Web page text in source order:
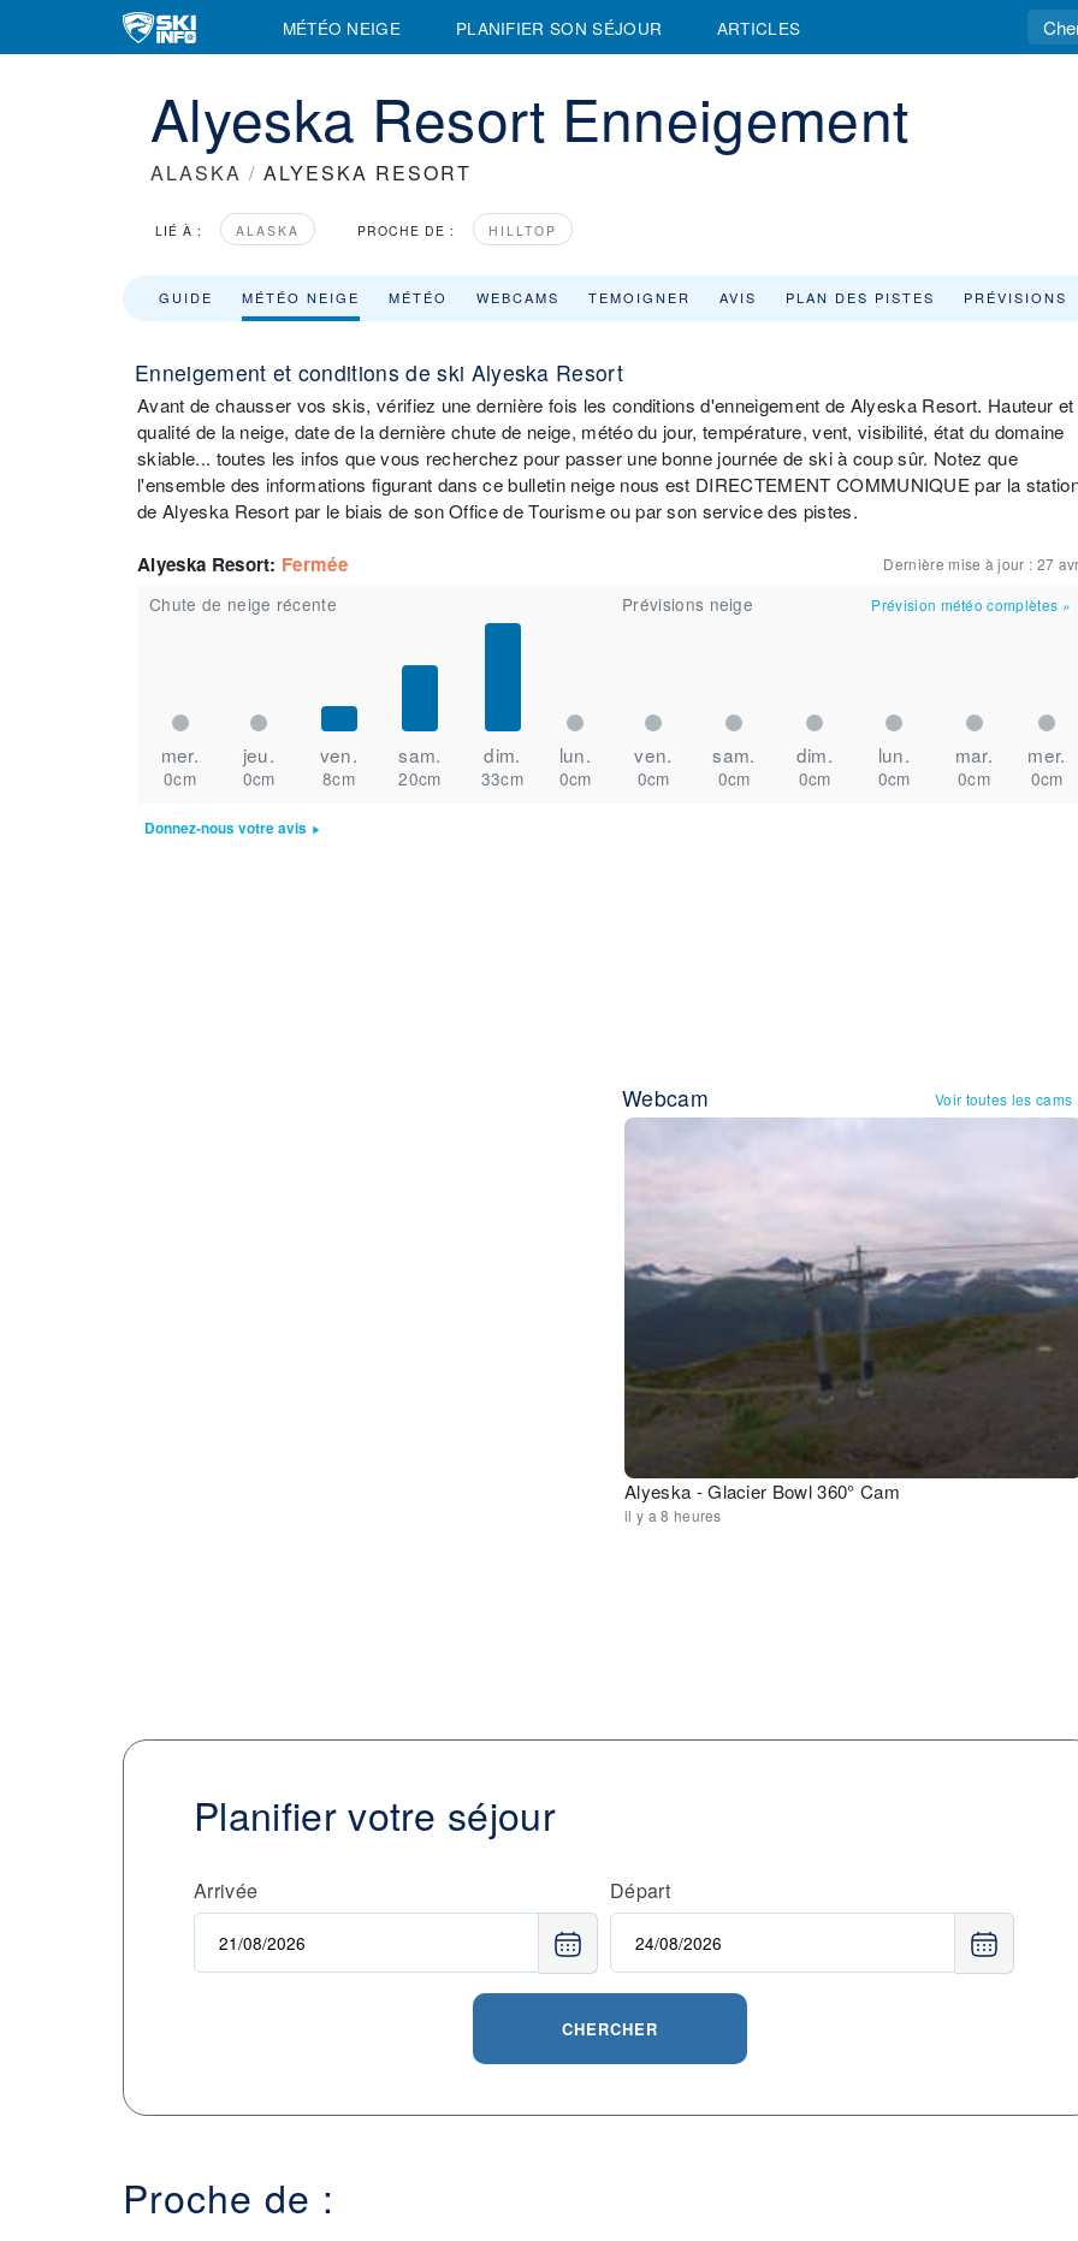
MÉTÉO NEIGE PLANIFIER SON SÉJOUR ARTICLES
Alyeska Resort Enneigement
ALASKA / ALYESKA RESORT
LIÉ À : ALASKA PROCHE DE : HILLTOP
GUIDE MÉTÉO NEIGE MÉTÉO WEBCAMS TEMOIGNER AVIS PLAN DES PISTES PRÉVISIONS
Enneigement et conditions de ski Alyeska Resort
Avant de chausser vos skis, vérifiez une dernière fois les conditions d'enneigement de Alyeska Resort. Hauteur et
qualité de la neige, date de la dernière chute de neige, météo du jour, température, vent, visibilité, état du domaine
skiable... toutes les infos que vous recherchez pour passer une bonne journée de ski à coup sûr. Notez que
l'ensemble des informations figurant dans ce bulletin neige nous est DIRECTEMENT COMMUNIQUE par la
de Alyeska Resort par le biais de son Office de Tourisme ou par son service des pistes.
Alyeska Resort: Fermée Dernière mise à jour : 27
Chute de neige récente
mer. jeu. ven. sam. dim. lun.
0cm 0cm 8cm 20cm 33cm 0cm
Prévisions neige Prévision météo complètes »
ven. sam. dim. lun. mar. mer.
0cm 0cm 0cm 0cm 0cm 0cm
Donnez-nous votre avis
Webcam Voir toutes les cams
Alyeska - Glacier Bowl 360° Cam
il y a 8 heures
Planifier votre séjour
Arrivée Départ
CHERCHER
Proche de :